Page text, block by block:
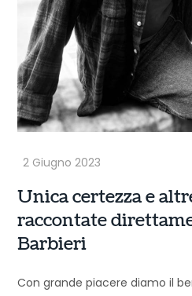
Unica certezza e
raccontate
Barbieri
Con grande piacere diamo il